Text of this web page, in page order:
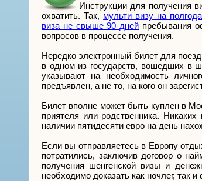
Инструкции для получения
охватить. Так, мульти визу на полгода
виза не свыше 90 дней пребывания
вопросов в процессе получения.
Нередко электронный билет для
в одном из государств, вошедших в
указывают на необходимость
предъявлен, а не то, на кого он
Билет вполне может быть куплен в
приятеля или родственника.
наличии пятидесяти евро на день
Если вы отправляетесь в Европу
потратились, заключив договор о
получения шенгенской визы и
необходимо доказать как ночлег, так